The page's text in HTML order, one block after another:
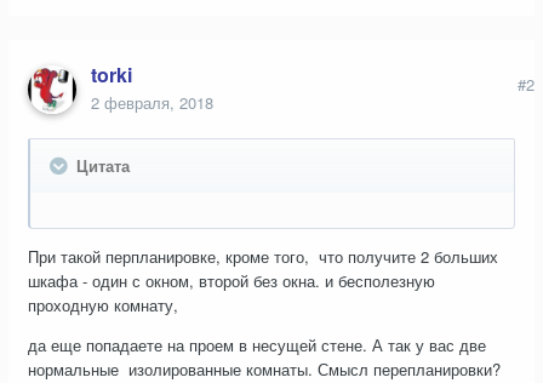
torki
2 февраля, 2018
#2
Цитата
При такой перпланировке, кроме того, что получите 2 больших
шкафа - один с окном, второй без окна. и бесполезную
проходную комнату,
да еще попадаете на проем в несущей стене. А так у вас две
нормальные изолированные комнаты. Смысл перепланировки?